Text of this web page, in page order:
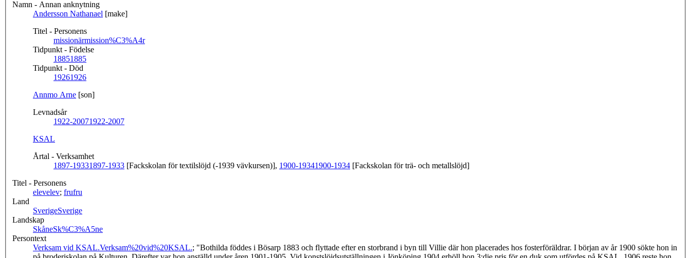
Namn - Annan anknytning
Andersson Nathanael [make]
Titel - Personens
missionärmission%C3%A4r
Tidpunkt - Födelse
18851885
Tidpunkt - Död
19261926
Annmo Arne [son]
Levnadsår
1922-20071922-2007
KSAL
Årtal - Verksamhet
1897-19331897-1933 [Fackskolan för textilslöjd (-1939 vävkursen)], 1900-19341900-1934 [Fackskolan för trä- och metallslöjd]
Titel - Personens
elevelev; frufru
Land
SverigeSverige
Landskap
SkåneSk%C3%A5ne
Persontext
Verksam vid KSAL.Verksam%20vid%20KSAL.; "Bothilda föddes i Bösarp 1883 och flyttade efter en storbrand i byn till Villie där hon placerades hos fosterföräldrar. I början av år 1900 sökte hon in